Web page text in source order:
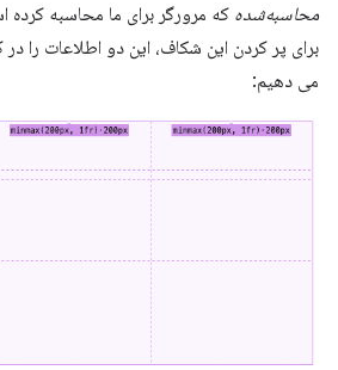
محاسبه‌شده که مرورگر برای ما محاسبه
برای پر کردن این شکاف، این دو اطلاعات را
می دهیم: